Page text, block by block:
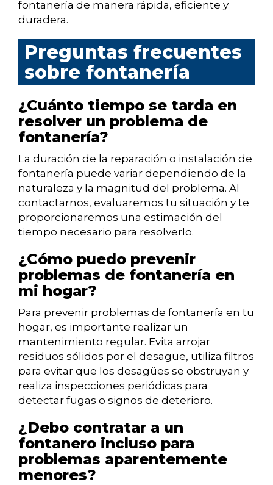
fontanería de manera rápida, eficiente y
duradera.
Preguntas frecuentes
sobre fontanería
¿Cuánto tiempo se tarda en
resolver un problema de
fontanería?
La duración de la reparación o instalación de
fontanería puede variar dependiendo de la
naturaleza y la magnitud del problema. Al
contactarnos, evaluaremos tu situación y te
proporcionaremos una estimación del
tiempo necesario para resolverlo.
¿Cómo puedo prevenir
problemas de fontanería en
mi hogar?
Para prevenir problemas de fontanería en tu
hogar, es importante realizar un
mantenimiento regular. Evita arrojar
residuos sólidos por el desagüe, utiliza filtros
para evitar que los desagües se obstruyan y
realiza inspecciones periódicas para
detectar fugas o signos de deterioro.
¿Debo contratar a un
fontanero incluso para
problemas aparentemente
menores?